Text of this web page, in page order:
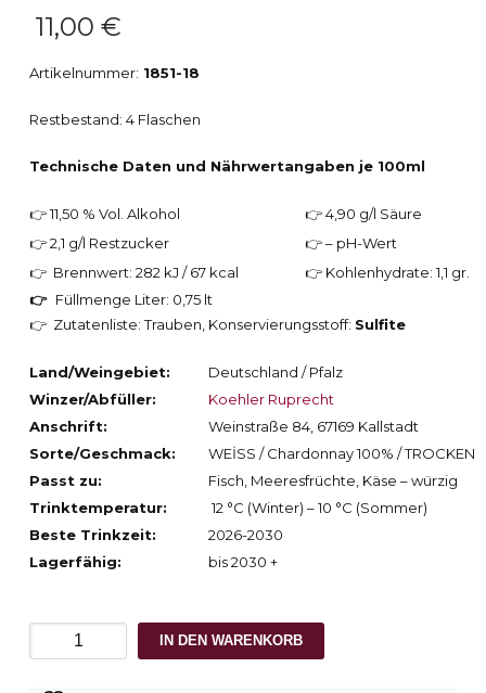
11,00€
Artikelnummer: 1851-18
Restbestand: 4 Flaschen
Technische Daten und Nährwertangaben je 100ml
👉 11,50 % Vol. Alkohol
👉 4,90 g/l Säure
👉 2,1 g/l Restzucker
👉 – pH-Wert
👉 Brennwert: 282 kJ / 67 kcal
👉 Kohlenhydrate: 1,1 gr.
👉 Füllmenge Liter: 0,75 lt
👉 Zutatenliste: Trauben, Konservierungsstoff: Sulfite
Land/Weingebiet:
Deutschland / Pfalz
Winzer/Abfüller:
Koehler Ruprecht
Anschrift:
Weinstraße 84, 67169 Kallstadt
Sorte/Geschmack:
WEİSS / Chardonnay 100% / TROCKEN
Passt zu:
Fisch, Meeresfrüchte, Käse – würzig
Trinktemperatur:
12 °C (Winter) – 10 °C (Sommer)
Beste Trinkzeit:
2026-2030
Lagerfähig:
bis 2030 +
Koehler
IN DEN WARENKORB